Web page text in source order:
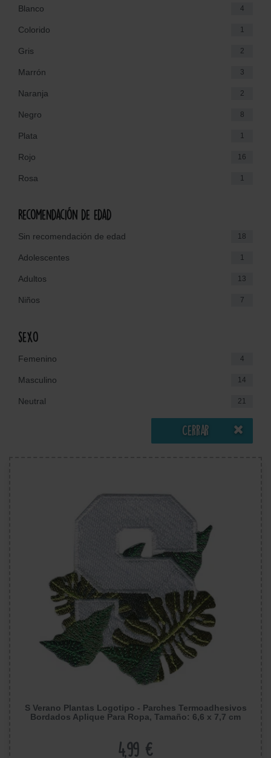
Blanco 4
Colorido 1
Gris 2
Marrón 3
Naranja 2
Negro 8
Plata 1
Rojo 16
Rosa 1
Recomendación de edad
Sin recomendación de edad 18
Adolescentes 1
Adultos 13
Niños 7
sexo
Femenino 4
Masculino 14
Neutral 21
Cerrar
S Verano Plantas Logotipo - Parches Termoadhesivos
Bordados Aplique Para Ropa, Tamaño: 6,6 x 7,7 cm
4,99 €